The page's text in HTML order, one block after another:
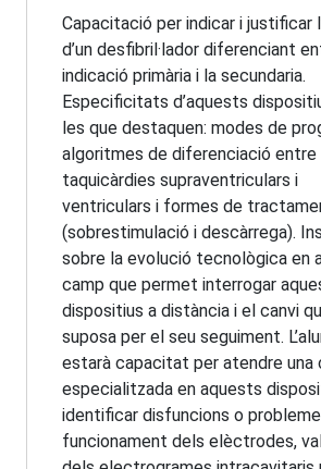
Capacitació per indicar i justificar
d’un desfibril·lador diferenciant
indicació primària i la secundaria.
Especificitats d’aquests
les que destaquen: modes de
algoritmes de diferenciació entre
taquicàrdies supraventriculars i
ventriculars i formes de
(sobrestimulació i descàrrega).
sobre la evolució tecnològica en
camp que permet interrogar
dispositius a distància i el canvi
suposa per el seu seguiment.
estarà capacitat per atendre una
especialitzada en aquests
identificar disfuncions o
funcionament dels elèctrodes,